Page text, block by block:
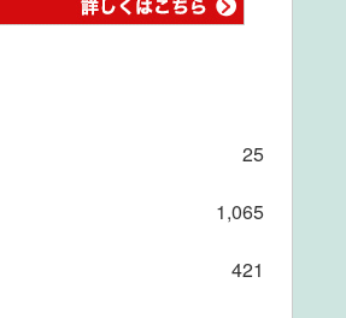
25
1,065
421